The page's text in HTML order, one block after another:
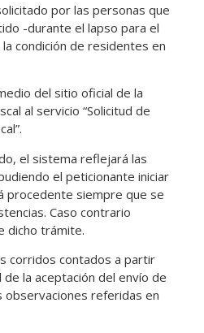
por las personas que
-durante el lapso para el
condición de residentes en
del sitio oficial de la
al servicio “Solicitud de
el sistema reflejará las
el peticionante iniciar
procedente siempre que se
Caso contrario
dicho trámite.
corridos contados a partir
la aceptación del envío de
observaciones referidas en